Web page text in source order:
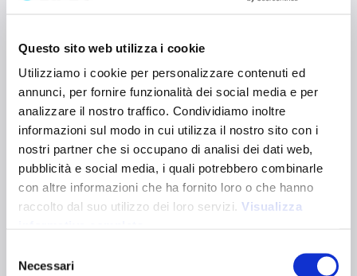
Questo sito web utilizza i cookie
Utilizziamo i cookie per personalizzare contenuti ed
annunci, per fornire funzionalità dei social media e per
analizzare il nostro traffico. Condividiamo inoltre
informazioni sul modo in cui utilizza il nostro sito con i
nostri partner che si occupano di analisi dei dati web,
pubblicità e social media, i quali potrebbero combinarle
con altre informazioni che ha fornito loro o che hanno
raccolto dal suo utilizzo dei loro servizi. Visualizza
delNecessari
21111
Sacchetto regalo in cotone riciclato da 150 g/m², 15 x 20
cm, con effetto mélange. Richiudibile grazie alla sua
doppia corda naturale. È certificato GRS (Global Recycled
Standard).
Dimensioni:15 x 20 cm
Varianti colori:
Rosa Nero Rosso Verde Blu notte Giallo ArancioneBlu Royal
Certificazioni: